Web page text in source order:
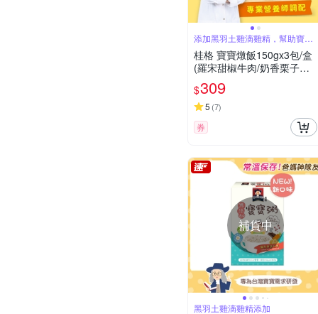
添加黑羽土雞滴雞精，幫助寶寶
成長發育
桂格 寶寶燉飯150gx3包/盒
(羅宋甜椒牛肉/奶香栗子雞
肉/腰果起司豬肉/ 藜麥毛豆
鮮蝦)
$309
5 (7)
券
補貨中
黑羽土雞滴雞精添加